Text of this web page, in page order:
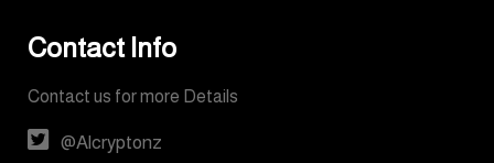
Contact Info
Contact us for more Details
@Alcryptonz